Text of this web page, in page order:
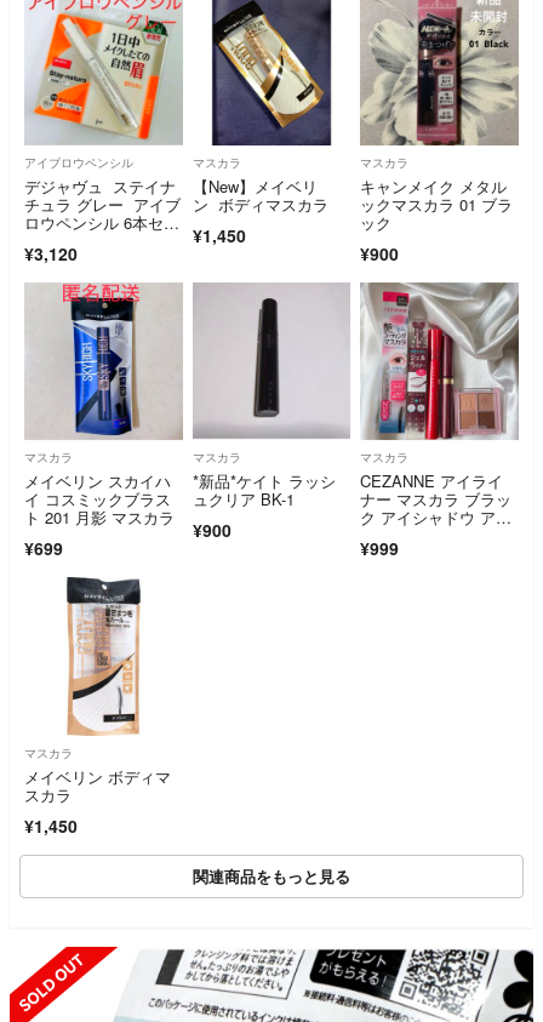
アイブロウペンシル
デジャヴュ ステイナ
チュラ グレー アイブ
ロウペンシル 6本セッ
¥3,120
マスカラ
【New】メイベリ
ン ボディマスカラ
¥1,450
マスカラ
キャンメイク メタル
ックマスカラ 01 ブラ
ック
¥900
マスカラ
メイベリン スカイハ
イ コスミックブラス
ト 201 月影 マスカラ
¥699
マスカラ
*新品*ケイト ラッシ
ュクリア BK-1
¥900
マスカラ
CEZANNE アイライ
ナー マスカラ ブラッ
ク アイシャドウ アイ
¥999
マスカラ
メイベリン ボディマ
スカラ
¥1,450
関連商品をもっと見る
SOLD OUT